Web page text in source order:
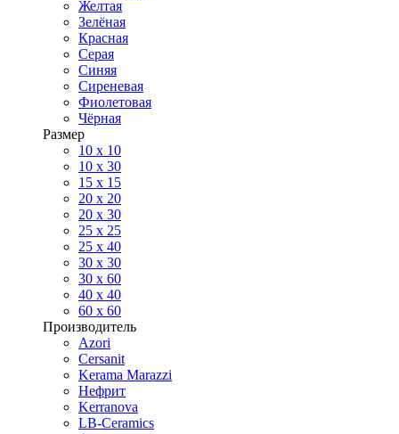
Желтая
Зелёная
Красная
Серая
Синяя
Сиреневая
Фиолетовая
Чёрная
Размер
10 х 10
10 x 30
15 x 15
20 х 20
20 x 30
25 x 25
25 x 40
30 x 30
30 х 60
40 х 40
60 х 60
Производитель
Azori
Cersanit
Kerama Marazzi
Нефрит
Kerranova
LB-Ceramics